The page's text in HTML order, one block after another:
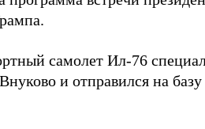
самолет Ил-76
и отправился на